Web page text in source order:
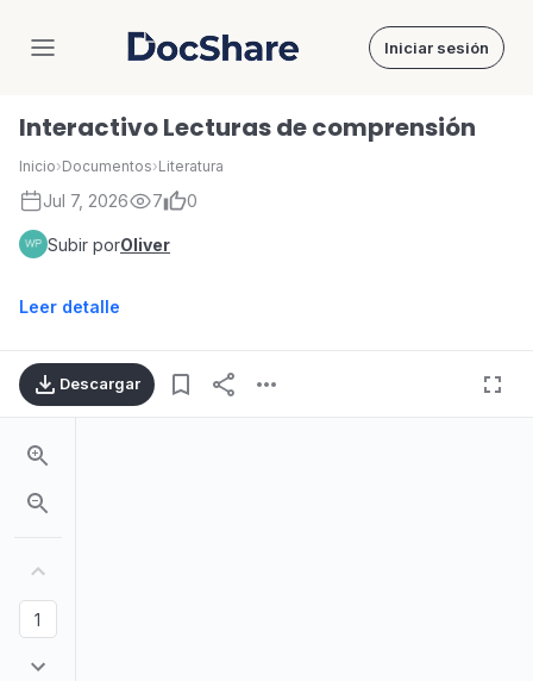
DocShare Iniciar sesión
Interactivo Lecturas de comprensión
Inicio›Documentos›Literatura
Jul 7, 2026 7 0
Subir porOliver
Leer detalle
Descargar